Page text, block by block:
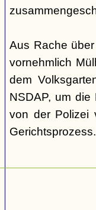
Aus Rache
vornehmlich
dem
NSDAP, um die
von der Polizei
Gerichtsprozess.